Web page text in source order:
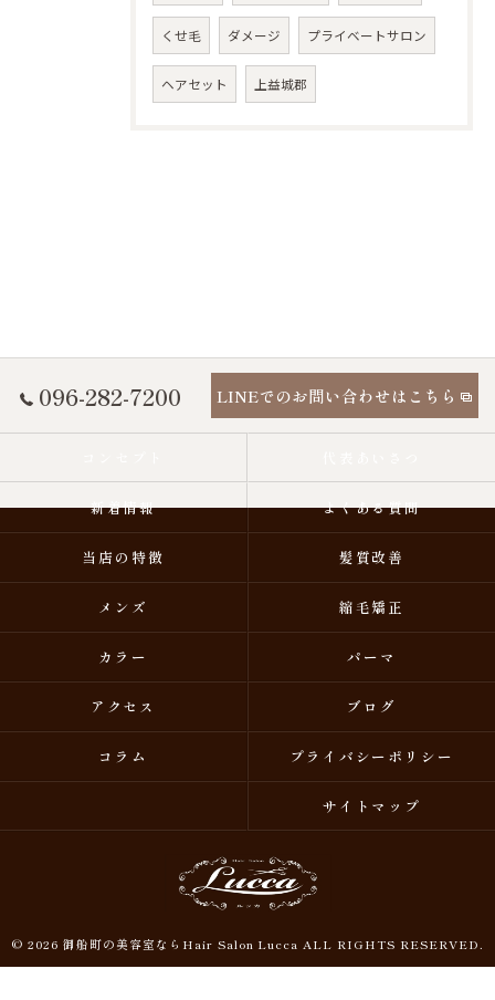
くせ毛 ダメージ プライベートサロン
ヘアセット 上益城郡
096-282-7200 LINEでのお問い合わせはこちら
新着情報 よくある質問
当店の特徴 髪質改善
メンズ 縮毛矯正
カラー パーマ
アクセス ブログ
コラム プライバシーポリシー
サイトマップ
© 2026 御船町の美容室ならHair Salon Lucca ALL RIGHTS RESERVED.